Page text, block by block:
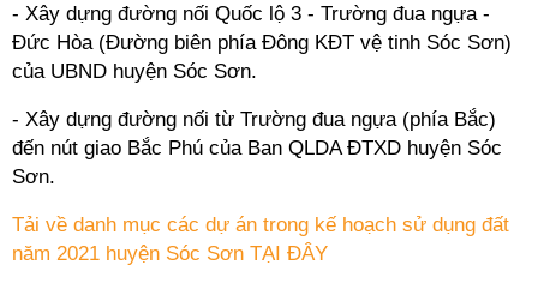
- Xây dựng đường nối Quốc lộ 3 - Trường đua ngựa -
Đức Hòa (Đường biên phía Đông KĐT vệ tinh Sóc Sơn)
của UBND huyện Sóc Sơn.
- Xây dựng đường nối từ Trường đua ngựa (phía Bắc)
đến nút giao Bắc Phú của Ban QLDA ĐTXD huyện Sóc
Sơn.
Tải về danh mục các dự án trong kế hoạch sử dụng đất
năm 2021 huyện Sóc Sơn TẠI ĐÂY